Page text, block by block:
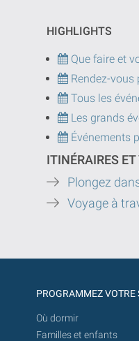
HIGHLIGHTS
Que faire et
Rendez-
Tous les
Les grands
Événements
ITINÉRAIRES
Plongez
Voyage à
PROGRAMMEZ VOTRE
Où dormir
Familles et enfants